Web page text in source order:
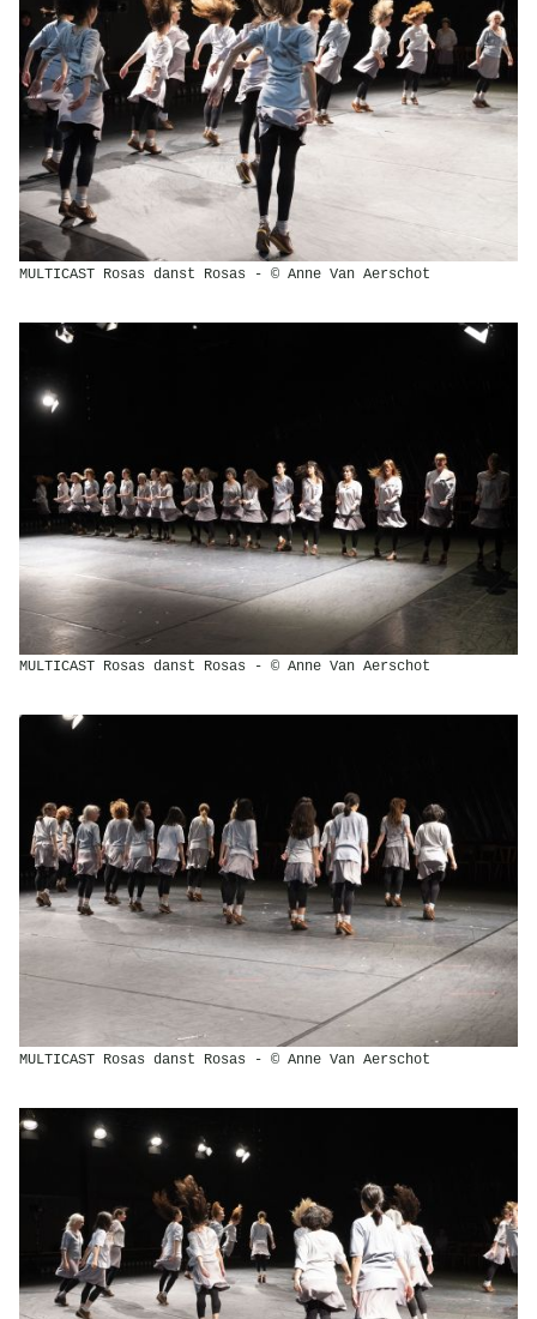
MULTICAST Rosas danst Rosas - © Anne Van Aerschot
MULTICAST Rosas danst Rosas - © Anne Van Aerschot
MULTICAST Rosas danst Rosas - © Anne Van Aerschot